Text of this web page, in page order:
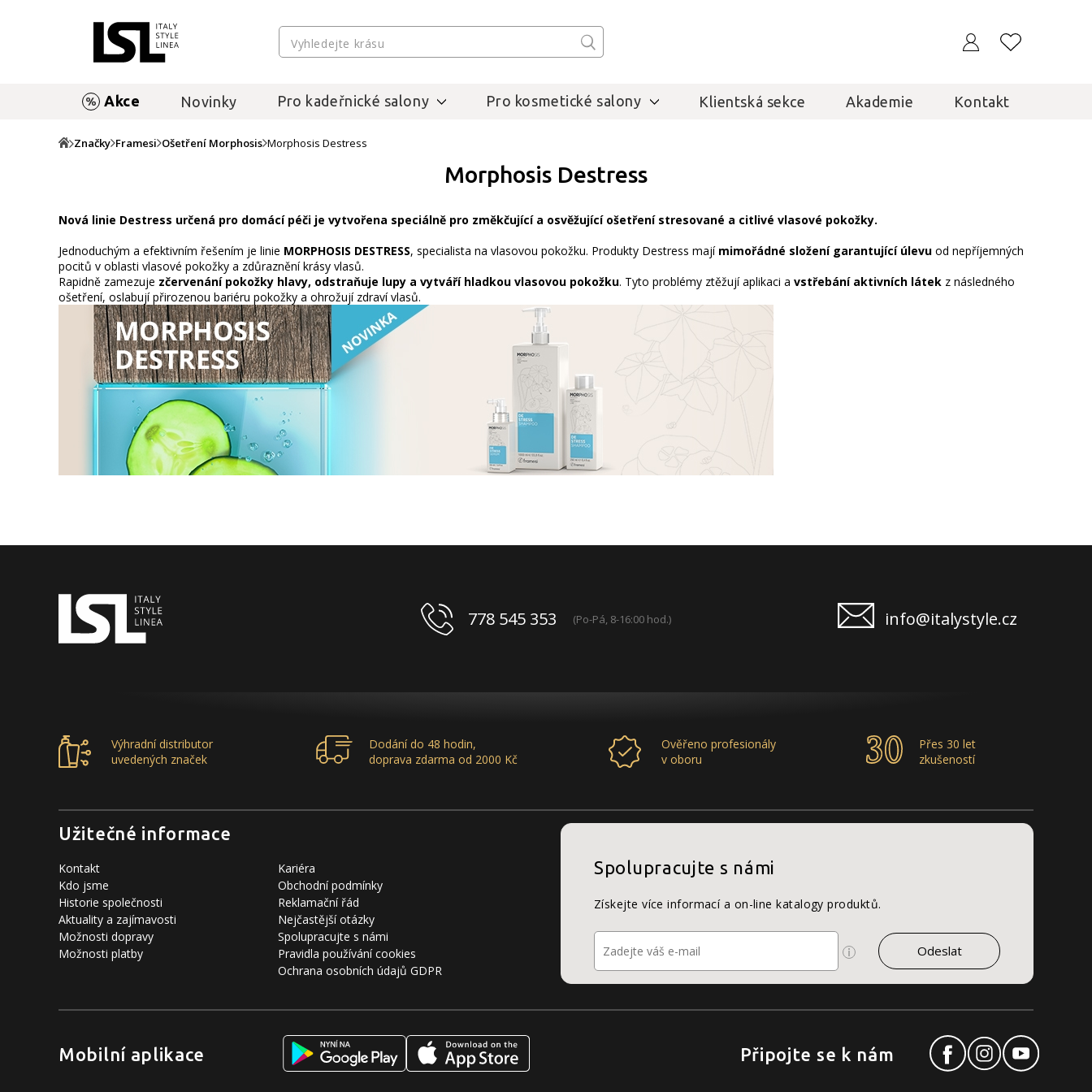
Akce Novinky Pro kadeřnické salony Pro kosmetické salony Klientská sekce Akademie Kontakt
Značky Framesi Ošetření Morphosis Morphosis Destress
Morphosis Destress
Nová linie Destress určená pro domácí péči je vytvořena speciálně pro změkčující a osvěžující ošetření stresované a citlivé vlasové pokožky.
Jednoduchým a efektivním řešením je linie MORPHOSIS DESTRESS, specialista na vlasovou pokožku. Produkty Destress mají mimořádné složení garantující úlevu od nepříjemných
pocitů v oblasti vlasové pokožky a zdůraznění krásy vlasů.
Rapidně zamezuje zčervenání pokožky hlavy, odstraňuje lupy a vytváří hladkou vlasovou pokožku. Tyto problémy ztěžují aplikaci a vstřebání aktivních látek z následného
ošetření, oslabují přirozenou bariéru pokožky a ohrožují zdraví vlasů.
778 545 353 (Po-Pá, 8-16:00 hod.) info@italystyle.cz
Výhradní distributor
uvedených značek
Dodání do 48 hodin,
doprava zdarma od 2000 Kč
Ověřeno profesionály
v oboru
Přes 30 let
zkušeností
Užitečné informace
Kontakt
Kdo jsme
Historie společnosti
Aktuality a zajímavosti
Možnosti dopravy
Možnosti platby
Kariéra
Obchodní podmínky
Reklamační řád
Nejčastější otázky
Spolupracujte s námi
Pravidla používání cookies
Ochrana osobních údajů GDPR
Spolupracujte s námi
Získejte více informací a on-line katalogy produktů.
Mobilní aplikace Připojte se k nám